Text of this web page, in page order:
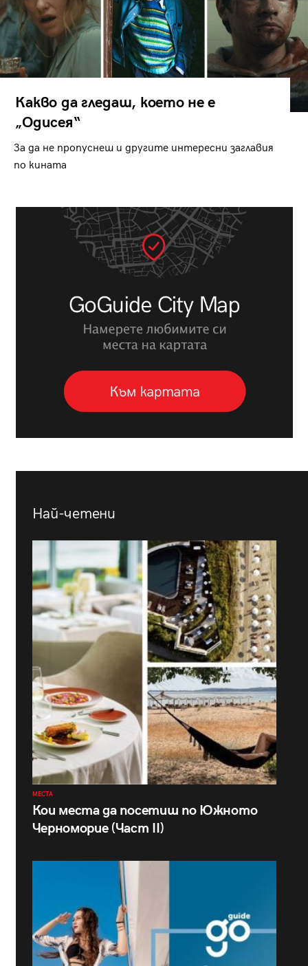
Какво да гледаш, което не е
„Одисея“
За да не пропуснеш и другите интересни заглавия
по кината
Най-четени
МЕСТА
Кои места да посетиш по Южното
Черноморие (Част II)